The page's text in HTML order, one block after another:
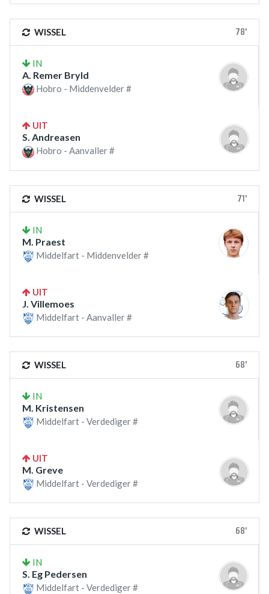
WISSEL 78'
IN
A. Remer Bryld
Hobro - Middenvelder #
UIT
S. Andreasen
Hobro - Aanvaller #
WISSEL 71'
IN
M. Praest
Middelfart - Middenvelder #
UIT
J. Villemoes
Middelfart - Aanvaller #
WISSEL 68'
IN
M. Kristensen
Middelfart - Verdediger #
UIT
M. Greve
Middelfart - Verdediger #
WISSEL 68'
IN
S. Eg Pedersen
Middelfart - Verdediger #